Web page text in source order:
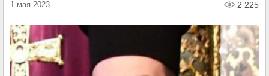
1 мая 2023 2 225